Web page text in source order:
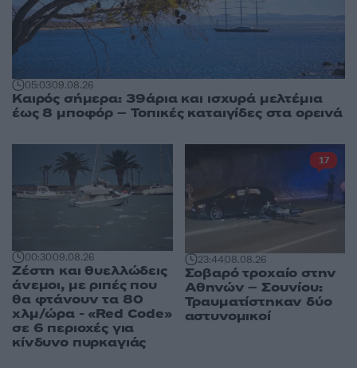
05:0309.08.26
Καιρός σήμερα: 39άρια και ισχυρά μελτέμια
έως 8 μποφόρ – Τοπικές καταιγίδες στα ορεινά
00:3009.08.26
Ζέστη και θυελλώδεις
άνεμοι, με ριπές που
θα φτάνουν τα 80
χλμ/ώρα - «Red Code»
σε 6 περιοχές για
κίνδυνο πυρκαγιάς
23:4408.08.26
Σοβαρό τροχαίο στην
Αθηνών – Σουνίου:
Τραυματίστηκαν δύο
αστυνομικοί
17